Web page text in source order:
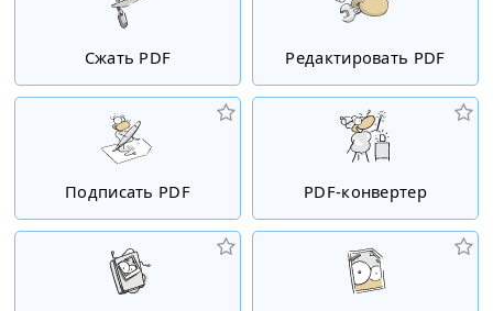
Сжать PDF Редактировать PDF
Подписать PDF PDF-конвертер